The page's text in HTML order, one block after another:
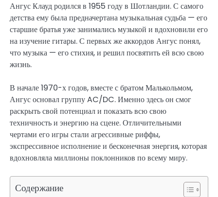
Ангус Клауд родился в 1955 году в Шотландии. С самого
детства ему была предначертана музыкальная судьба — его
старшие братья уже занимались музыкой и вдохновили его
на изучение гитары. С первых же аккордов Ангус понял,
что музыка — его стихия, и решил посвятить ей всю свою
жизнь.
В начале 1970-х годов, вместе с братом Малькольмом,
Ангус основал группу AC/DC. Именно здесь он смог
раскрыть свой потенциал и показать всю свою
техничность и энергию на сцене. Отличительными
чертами его игры стали агрессивные риффы,
экспрессивное исполнение и бесконечная энергия, которая
вдохновляла миллионы поклонников по всему миру.
Содержание